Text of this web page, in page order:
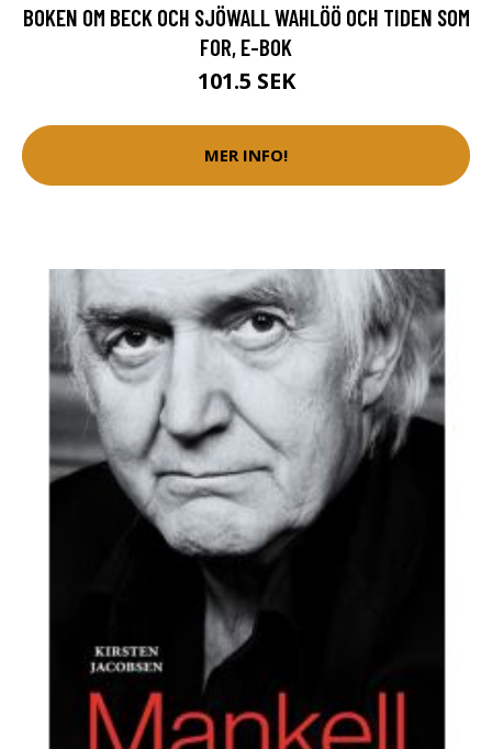
BOKEN OM BECK OCH SJÖWALL WAHLÖÖ OCH TIDEN SOM
FOR, E-BOK
101.5 SEK
MER INFO!